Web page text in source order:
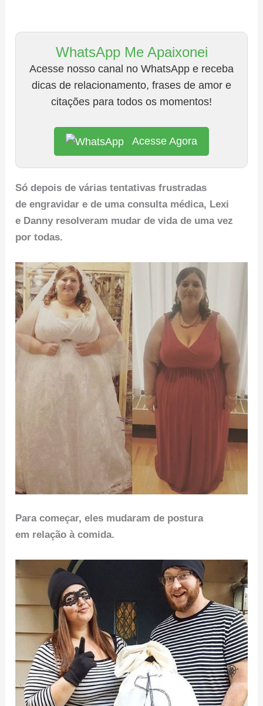
WhatsApp Me Apaixonei
Acesse nosso canal no WhatsApp e receba
dicas de relacionamento, frases de amor e
citações para todos os momentos!
Acesse Agora
Só depois de várias tentativas frustradas
de engravidar e de uma consulta médica, Lexi
e Danny resolveram mudar de vida de uma vez
por todas.
Para começar, eles mudaram de postura
em relação à comida.